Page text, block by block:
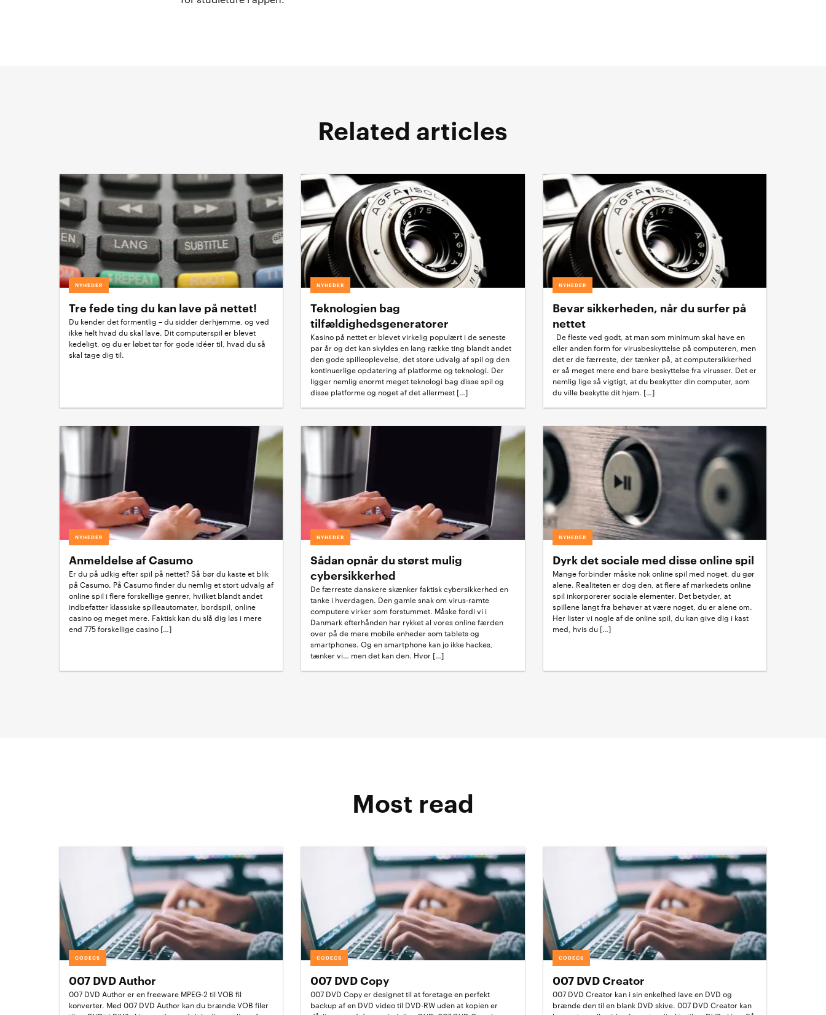
Related articles
NYHEDER
Tre fede ting du kan lave på nettet!
Du kender det formentlig – du sidder derhjemme, og ved
ikke helt hvad du skal lave. Dit computerspil er blevet
kedeligt, og du er løbet tør for gode idéer til, hvad du så
skal tage dig til.
NYHEDER
Teknologien bag
tilfældighedsgeneratorer
Kasino på nettet er blevet virkelig populært i de seneste
par år og det kan skyldes en lang række ting blandt andet
den gode spilleoplevelse, det store udvalg af spil og den
kontinuerlige opdatering af platforme og teknologi. Der
ligger nemlig enormt meget teknologi bag disse spil og
disse platforme og noget af det allermest […]
NYHEDER
Bevar sikkerheden, når du surfer på
nettet
De fleste ved godt, at man som minimum skal have en
eller anden form for virusbeskyttelse på computeren, men
det er de færreste, der tænker på, at computersikkerhed
er så meget mere end bare beskyttelse fra virusser. Det er
nemlig lige så vigtigt, at du beskytter din computer, som
du ville beskytte dit hjem. […]
NYHEDER
Anmeldelse af Casumo
Er du på udkig efter spil på nettet? Så bør du kaste et blik
på Casumo. På Casumo finder du nemlig et stort udvalg af
online spil i flere forskellige genrer, hvilket blandt andet
indbefatter klassiske spilleautomater, bordspil, online
casino og meget mere. Faktisk kan du slå dig løs i mere
end 775 forskellige casino […]
NYHEDER
Sådan opnår du størst mulig
cybersikkerhed
De færreste danskere skænker faktisk cybersikkerhed en
tanke i hverdagen. Den gamle snak om virus-ramte
computere virker som forstummet. Måske fordi vi i
Danmark efterhånden har rykket al vores online færden
over på de mere mobile enheder som tablets og
smartphones. Og en smartphone kan jo ikke hackes,
tænker vi… men det kan den. Hvor […]
NYHEDER
Dyrk det sociale med disse online spil
Mange forbinder måske nok online spil med noget, du gør
alene. Realiteten er dog den, at flere af markedets online
spil inkorporerer sociale elementer. Det betyder, at
spillene langt fra behøver at være noget, du er alene om.
Her lister vi nogle af de online spil, du kan give dig i kast
med, hvis du […]
Most read
CODECS
007 DVD Author
007 DVD Author er en freeware MPEG-2 til VOB fil
konverter. Med 007 DVD Author kan du brænde VOB filer
CODECS
007 DVD Copy
007 DVD Copy er designet til at foretage en perfekt
backup af en DVD video til DVD-RW uden at kopien er
CODECS
007 DVD Creator
007 DVD Creator kan i sin enkelhed lave en DVD og
brænde den til en blank DVD skive. 007 DVD Creator kan